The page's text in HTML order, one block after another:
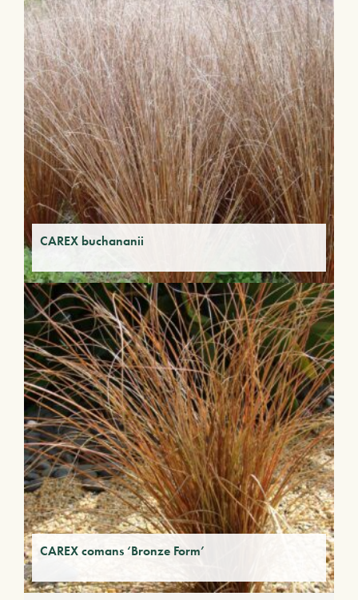
CAREX buchananii
CAREX comans ‘Bronze Form’